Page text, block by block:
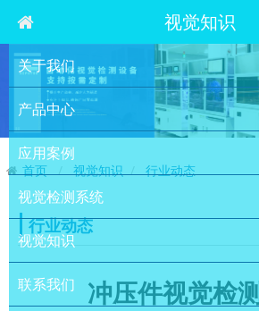
视觉知识
关于我们
产品中心
应用案例
视觉检测系统
视觉知识
联系我们
首页 视觉知识 行业动态
行业动态
冲压件视觉检